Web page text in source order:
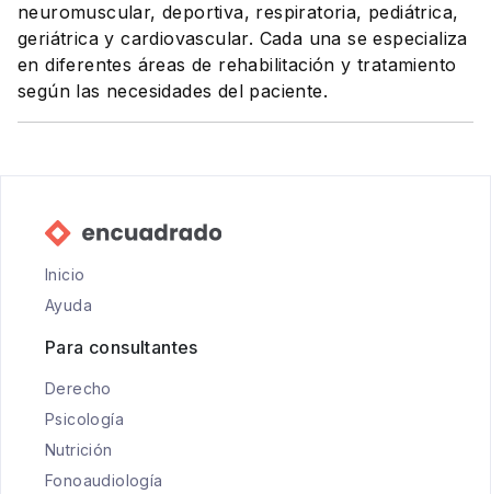
neuromuscular, deportiva, respiratoria, pediátrica,
geriátrica y cardiovascular. Cada una se especializa
en diferentes áreas de rehabilitación y tratamiento
según las necesidades del paciente.
Inicio
Ayuda
Para consultantes
Derecho
Psicología
Nutrición
Fonoaudiología